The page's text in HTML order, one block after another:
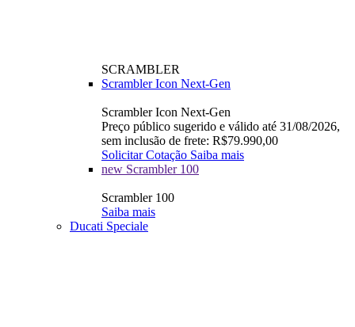
SCRAMBLER
Scrambler Icon Next-Gen
Scrambler Icon Next-Gen
Preço público sugerido e válido até 31/08/2026,
sem inclusão de frete: R$79.990,00
Solicitar Cotação Saiba mais
new Scrambler 100
Scrambler 100
Saiba mais
Ducati Speciale